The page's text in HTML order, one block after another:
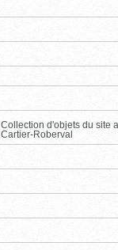
Collection d'objets du site
Cartier-Roberval